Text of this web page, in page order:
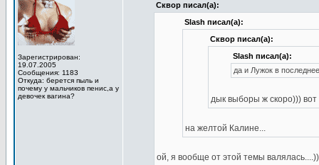
Зарегистрирован:
19.07.2005
Сообщения: 1183
Откуда: берется пыль и
почему у мальчиков пенис,а у
девочек вагина?
Сквор писал(а):
Slash писал(а):
Сквор писал(а):
Slash писал(а):
да и Лужок в
дык выборы ж скоро)))
на желтой Калине...
ой, я вообще от этой темы